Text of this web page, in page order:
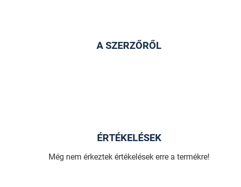
A SZERZŐRŐL
ÉRTÉKELÉSEK
Még nem érkeztek értékelések erre a termékre!